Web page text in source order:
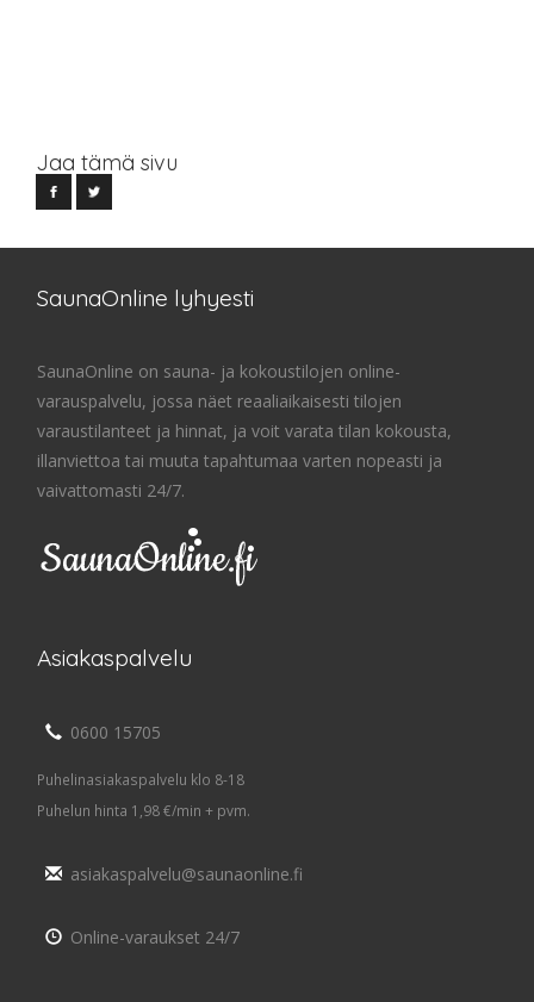
Jaa tämä sivu
SaunaOnline lyhyesti
SaunaOnline on sauna- ja kokoustilojen online-
varauspalvelu, jossa näet reaaliaikaisesti tilojen
varaustilanteet ja hinnat, ja voit varata tilan kokousta,
illanviettoa tai muuta tapahtumaa varten nopeasti ja
vaivattomasti 24/7.
Asiakaspalvelu
0600 15705
Puhelinasiakaspalvelu klo 8-18
Puhelun hinta 1,98 €/min + pvm.
asiakaspalvelu@saunaonline.fi
Online-varaukset 24/7